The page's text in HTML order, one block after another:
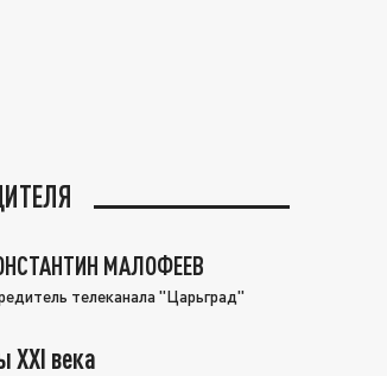
МАЛОФЕЕВ
телеканала "Царьград"
XXI века